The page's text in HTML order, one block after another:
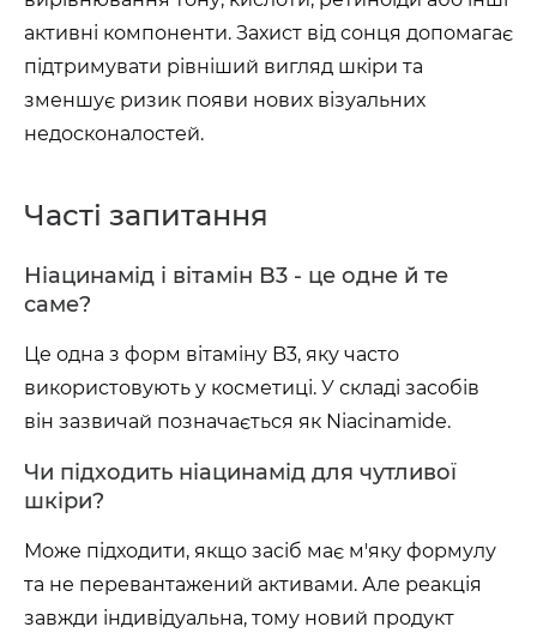
активні компоненти. Захист від сонця допомагає
підтримувати рівніший вигляд шкіри та
зменшує ризик появи нових візуальних
недосконалостей.
Часті запитання
Ніацинамід і вітамін B3 - це одне й те
саме?
Це одна з форм вітаміну B3, яку часто
використовують у косметиці. У складі засобів
він зазвичай позначається як Niacinamide.
Чи підходить ніацинамід для чутливої
шкіри?
Може підходити, якщо засіб має м'яку формулу
та не перевантажений активами. Але реакція
завжди індивідуальна, тому новий продукт